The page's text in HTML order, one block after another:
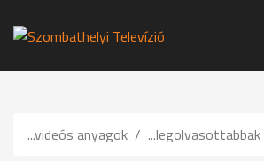
...videós anyagok ...legolvasottabbak